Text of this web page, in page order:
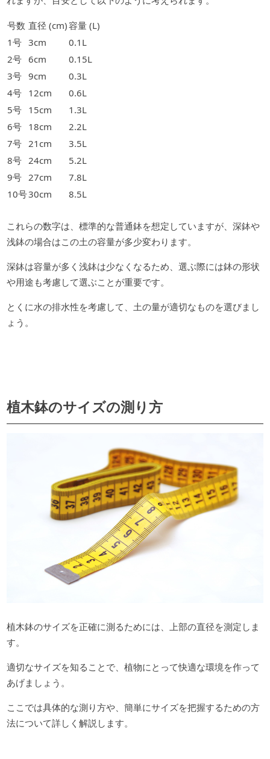
号数 直径 (cm)容量 (L)
1号 3cm
0.1L
2号 6cm
0.15L
3号 9cm
0.3L
4号 12cm
0.6L
5号 15cm
1.3L
6号 18cm
2.2L
7号 21cm
3.5L
8号 24cm
5.2L
9号 27cm
7.8L
10号30cm 8.5L
これらの数字は、標準的な普通鉢を想定していますが、深鉢や
浅鉢の場合はこの土の容量が多少変わります。
深鉢は容量が多く浅鉢は少なくなるため、選ぶ際には鉢の形状
や用途も考慮して選ぶことが重要です。
とくに水の排水性を考慮して、土の量が適切なものを選びまし
ょう。
植木鉢のサイズの測り方
植木鉢のサイズを正確に測るためには、上部の直径を測定しま
す。
適切なサイズを知ることで、植物にとって快適な環境を作って
あげましょう。
ここでは具体的な測り方や、簡単にサイズを把握するための方
法について詳しく解説します。